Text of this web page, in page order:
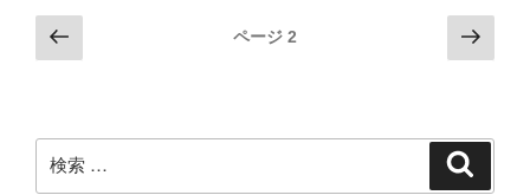
投
稿
ゲ
の
ジ
ページ 2
次
の
ジ
検
索: